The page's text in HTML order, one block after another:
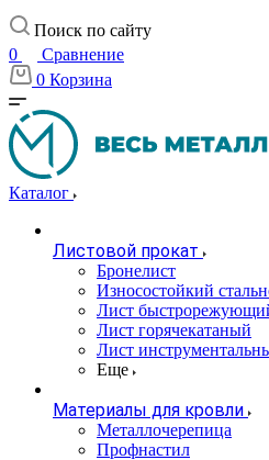
Поиск по сайту
0
Сравнение
0 Корзина
Каталог
Листовой прокат
Бронелист
Износостойкий
Лист
Лист горячекатаный
Лист
Еще
Материалы для кровли
Металлочерепица
Профнастил